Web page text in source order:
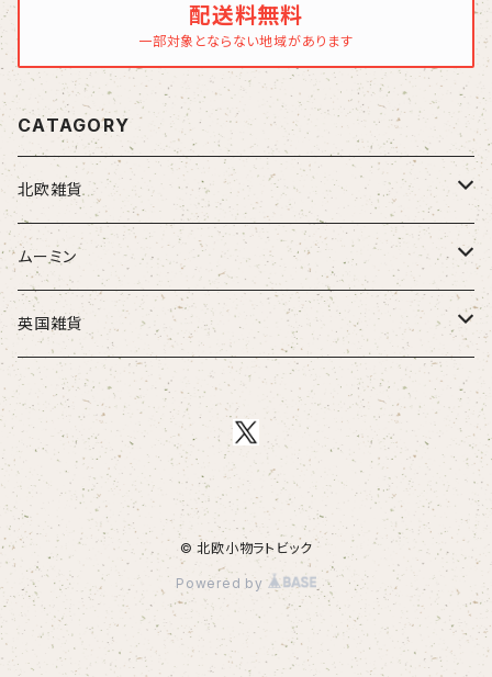
配送料無料
一部対象とならない地域があります
CATAGORY
北欧雑貨
トムテ
トロール
陶器
マグカップ
シリアルボウル
ピッチャー
ネームプレート
マリーさんカレンダー
ろうそく立て
木製
鉄製 Bengt&Lotta
ポストカード
JUL(クリスマスカード）
ダーラナ馬（ダーラヘスト）
ムーミン
アラビアマグカップ
アラビアピッチャー
ホーローマグカップ
パズル玩具
本
ICカードステッカー
英国雑貨
ミニミニテディベア
シルバーチャーム
© 北欧小物ラトビック
Powered by